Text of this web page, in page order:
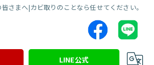
さまへ|カビ取りのことなら任せてください。
LINE公式